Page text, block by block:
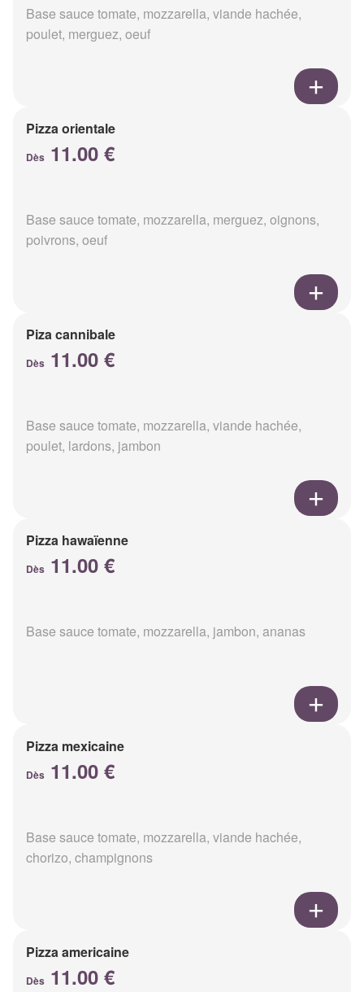
Base sauce tomate, mozzarella, viande hachée,
poulet, merguez, oeuf
Pizza orientale
Dès 11.00 €
Base sauce tomate, mozzarella, merguez, oignons,
poivrons, oeuf
Piza cannibale
Dès 11.00 €
Base sauce tomate, mozzarella, viande hachée,
poulet, lardons, jambon
Pizza hawaïenne
Dès 11.00 €
Base sauce tomate, mozzarella, jambon, ananas
Pizza mexicaine
Dès 11.00 €
Base sauce tomate, mozzarella, viande hachée,
chorizo, champignons
Pizza americaine
Dès 11.00 €